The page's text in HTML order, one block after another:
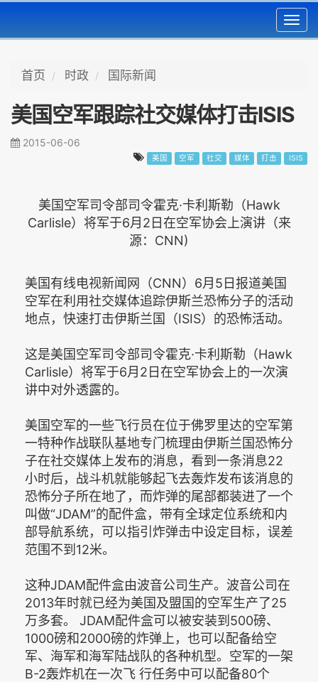
首页 时政 国际新闻
美国空军跟踪社交媒体打击ISIS
2015-06-06
美国 空军 社交 媒体 打击 ISIS
美国空军司令部司令霍克·卡利斯勒（Hawk
Carlisle）将军于6月2日在空军协会上演讲（来
源：CNN)
美国有线电视新闻网（CNN）6月5日报道美国
空军在利用社交媒体追踪伊斯兰恐怖分子的活动
地点，快速打击伊斯兰国（ISIS）的恐怖活动。
这是美国空军司令部司令霍克·卡利斯勒（Hawk
Carlisle）将军于6月2日在空军协会上的一次演
讲中对外透露的。
美国空军的一些飞行员在位于佛罗里达的空军第
一特种作战联队基地专门梳理由伊斯兰国恐怖分
子在社交媒体上发布的消息，看到一条消息22
小时后，战斗机就能够起飞去轰炸发布该消息的
恐怖分子所在地了，而炸弹的尾部都装进了一个
叫做“JDAM”的配件盒，带有全球定位系统和内
部导航系统，可以指引炸弹击中设定目标，误差
范围不到12米。
这种JDAM配件盒由波音公司生产。波音公司在
2013年时就已经为美国及盟国的空军生产了25
万多套。 JDAM配件盒可以被安装到500磅、
1000磅和2000磅的炸弹上，也可以配备给空
军、海军和海军陆战队的各种机型。空军的一架
B-2轰炸机在一次飞 行任务中可以配备80个